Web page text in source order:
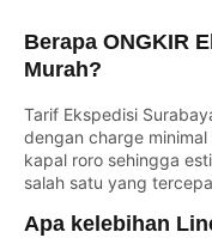
Berapa ONGKIR
Murah?
Tarif Ekspedisi
dengan charge
kapal roro sehingga
salah satu yang
Apa kelebihan